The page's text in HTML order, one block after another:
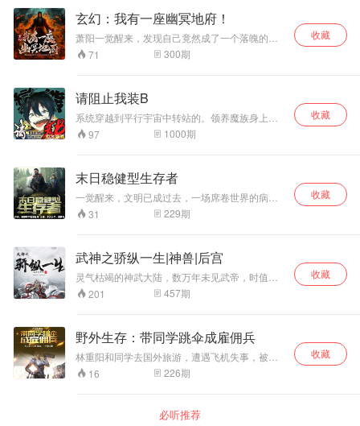
玄幻：我有一座幽冥地府！
萧阳一觉醒来，发现自己竟然成了一个落魄的青
铜级城主，周围都是虎视眈眈的强敌，稍有不慎
就会万劫不复！ 不过好在，他的体内觉醒了一个
阴将，十殿阎罗！ 召唤黑白无常，斩杀恶鬼，口
吞日月！ 召唤判官城隍，惩恶扬善，坐镇世间！
召唤十殿阎罗，鬼门大开，百鬼夜行！ 多年以
后…… 萧阳忽然发现自己多出了无数个名字。 有
人称他为最强城主，有人称他为冥界主宰，也有
71 300期
收藏
请阻止我装B
系统穿越到平行宇宙中转站的。领养魔族身上的
贱人男主。激活了贱人系统。从此欧子的的贱人
宇宙又添一员变态。欧子的贱人宇宙没有垃圾放
一个没有节操只认识变态的系统。恰巧遇到了一
个只会演绎变态的主播。只能说相得益彰。不喜
欢变态爆笑问的。不懂得喜剧表演的。就不要听
了。想放松想欢乐一下的，闭眼入坑。
97 1000期
收藏
末日稳健型生存者
一觉醒来，文明已成过去，一场席卷世界的病毒
将绝大多数人类感染成只有进食欲望，没有理
智，没有痛觉的怪物。剩余的人类在文明的废墟
制定生存计划，他要活下去，找到自己的亲友
——如果他们还活着。 这是一场没有二周目的游
戏，他只有一次机会，不能惊诧，不能一愣，不
能没想到，一切都要在计划之中，稳健才能活得
更久，稳健才能不会失败。
31 229期
收藏
武神之骄纵一生|神兽|后宫
灵气枯竭的神武大陆，数万年未见武帝，时值十
万年交替之际，赵括因被陷害奸杀越国公主而被
流放，与情圣相遇获得神功传承，又的神兵游龙
万年前隐藏的秘密……
201 457期
收藏
野外生存：带同学跳伞成雇佣兵
林重阳和同学去国外旅游，遭遇飞机失事，被迫
跳伞，结果不小心跳到战场，落地一把ak。 起
初，大家伙都很慌，呜呜呜的哭喊着救命要回
“喂？妈，什么枪声啊，我和同学放炮仗呢，不说
了我先挂了，签收个东风快递……” “大哥，我让
16 226期
收藏
必听推荐